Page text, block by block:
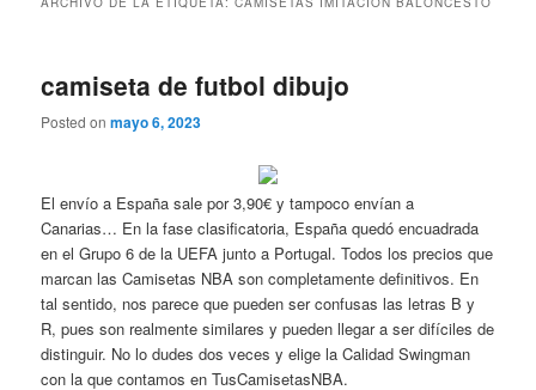
camiseta de futbol dibujo
Posted onmayo 6, 2023
El envío a España sale por 3,90€ y tampoco envían a
Canarias… En la fase clasificatoria, España quedó encuadrada
en el Grupo 6 de la UEFA junto a Portugal. Todos los precios que
marcan las Camisetas NBA son completamente definitivos. En
tal sentido, nos parece que pueden ser confusas las letras B y
R, pues son realmente similares y pueden llegar a ser difíciles de
distinguir. No lo dudes dos veces y elige la Calidad Swingman
con la que contamos en TusCamisetasNBA.